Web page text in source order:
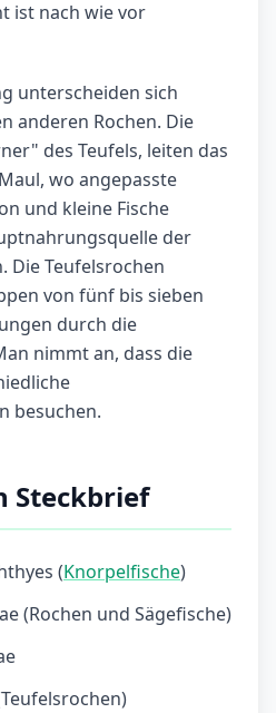
ist nach wie vor
unterscheiden sich
anderen Rochen. Die
des Teufels, leiten das
wo angepasste
und kleine Fische
der
Die Teufelsrochen
von fünf bis sieben
durch die
nimmt an, dass die
besuchen.
Steckbrief
(Knorpelfische)
(Rochen und Sägefische)